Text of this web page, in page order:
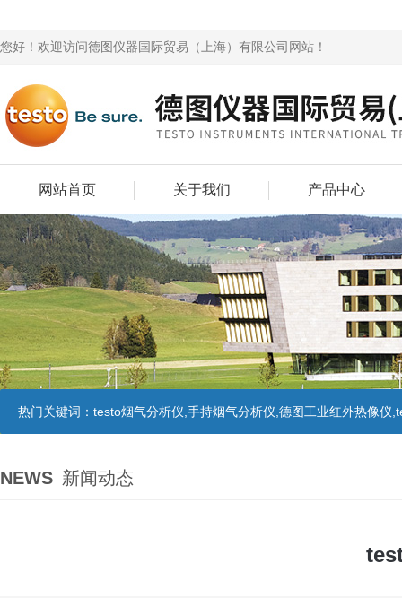
您好！欢迎访问德图仪器国际贸易（上海）有限公司网站！
网站首页 关于我们 产品中心
热门关键词： testo烟气分析仪,手持烟气分析仪,德图工业红外热像仪
NEWS 新闻动态